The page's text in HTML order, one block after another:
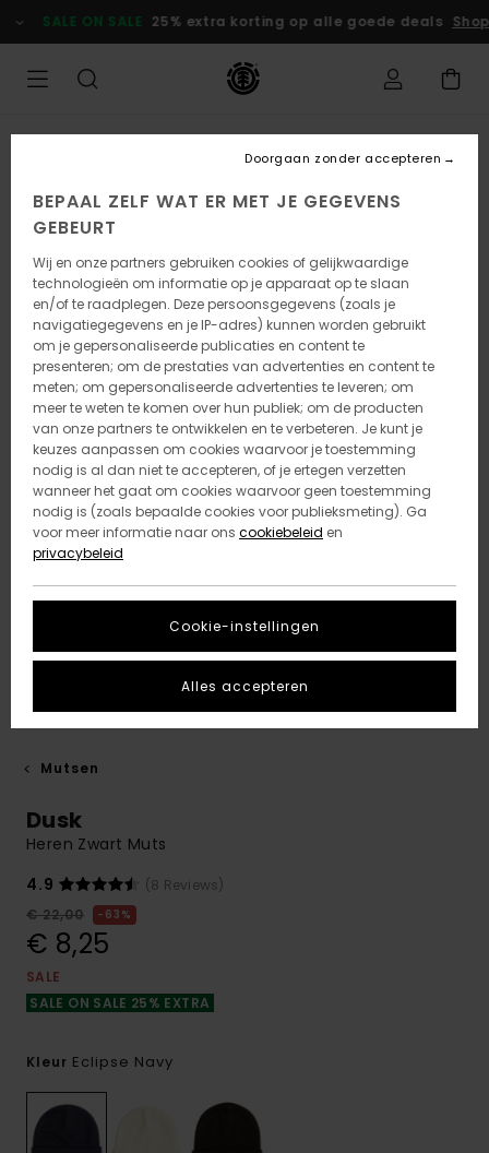
naar
Productinformatie
SALE ON SALE 25% extra korting op alle goede deals
Mutsen
Dusk
Heren Zwart Muts
4.9
(8 Reviews)
€ 22,00
63%
€ 8,25
SALE
SALE ON SALE 25% EXTRA
Kleur Eclipse Navy
BEPAAL ZELF WAT ER MET JE GEGEVENS
GEBEURT
Wij en onze partners gebruiken cookies of gelijkwaardige
technologieën om informatie op je apparaat op te slaan
en/of te raadplegen. Deze persoonsgegevens (zoals je
navigatiegegevens en je IP-adres) kunnen worden gebruikt
om je gepersonaliseerde publicaties en content te
presenteren; om de prestaties van advertenties en content te
meten; om gepersonaliseerde advertenties te leveren; om
meer te weten te komen over hun publiek; om de producten
van onze partners te ontwikkelen en te verbeteren. Je kunt je
keuzes aanpassen om cookies waarvoor je toestemming
nodig is al dan niet te accepteren, of je ertegen verzetten
wanneer het gaat om cookies waarvoor geen toestemming
nodig is (zoals bepaalde cookies voor publieksmeting). Ga
voor meer informatie naar ons cookiebeleid en
privacybeleid
Cookie-instellingen
Doorgaan zonder accepteren
Alles accepteren